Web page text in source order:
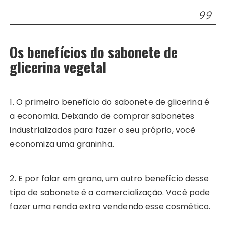
Os benefícios do sabonete de
glicerina vegetal
1. O primeiro benefício do sabonete de glicerina é
a economia. Deixando de comprar sabonetes
industrializados para fazer o seu próprio, você
economiza uma graninha.
2. E por falar em grana, um outro benefício desse
tipo de sabonete é a comercialização. Você pode
fazer uma renda extra vendendo esse cosmético.